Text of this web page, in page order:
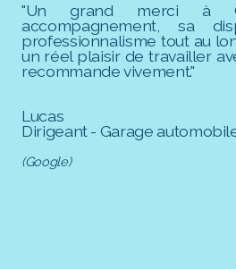
"Un grand merci à
accompagnement, sa
professionnalisme tout au
un réel plaisir de travailler
recommande vivement."
Lucas
Dirigeant - Garage
(Google)